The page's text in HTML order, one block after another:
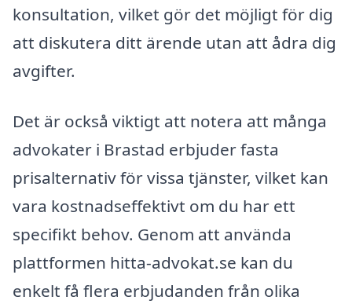
konsultation, vilket gör det möjligt för dig
att diskutera ditt ärende utan att ådra dig
avgifter.
Det är också viktigt att notera att många
advokater i Brastad erbjuder fasta
prisalternativ för vissa tjänster, vilket kan
vara kostnadseffektivt om du har ett
specifikt behov. Genom att använda
plattformen hitta-advokat.se kan du
enkelt få flera erbjudanden från olika